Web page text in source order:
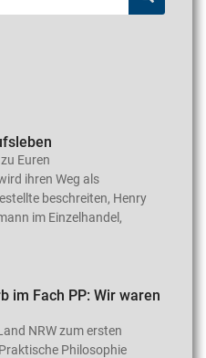
Euren
ihren Weg als
beschreiten, Henry
im Einzelhandel,
im Fach PP: Wir waren
NRW zum ersten
Philosophie